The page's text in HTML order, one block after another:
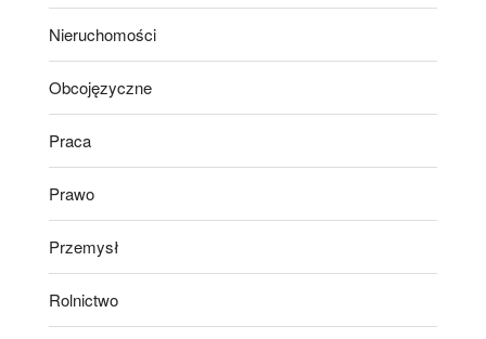
Nieruchomości
Obcojęzyczne
Praca
Prawo
Przemysł
Rolnictwo